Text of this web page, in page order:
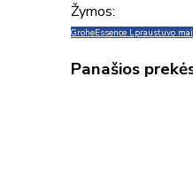
Žymos:
GroheEssence Lpraustuvo
Panašios